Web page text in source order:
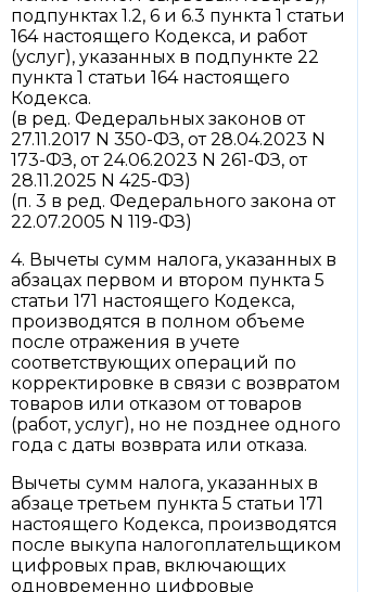
подпунктах 1.2, 6 и 6.3 пункта 1 статьи
164 настоящего Кодекса, и работ
(услуг), указанных в подпункте 22
пункта 1 статьи 164 настоящего
Кодекса.
(в ред. Федеральных законов от
27.11.2017 N 350-ФЗ, от 28.04.2023 N
173-ФЗ, от 24.06.2023 N 261-ФЗ, от
28.11.2025 N 425-ФЗ)
(п. 3 в ред. Федерального закона от
22.07.2005 N 119-ФЗ)
4. Вычеты сумм налога, указанных в
абзацах первом и втором пункта 5
статьи 171 настоящего Кодекса,
производятся в полном объеме
после отражения в учете
соответствующих операций по
корректировке в связи с возвратом
товаров или отказом от товаров
(работ, услуг), но не позднее одного
года с даты возврата или отказа.
Вычеты сумм налога, указанных в
абзаце третьем пункта 5 статьи 171
настоящего Кодекса, производятся
после выкупа налогоплательщиком
цифровых прав, включающих
одновременно цифровые